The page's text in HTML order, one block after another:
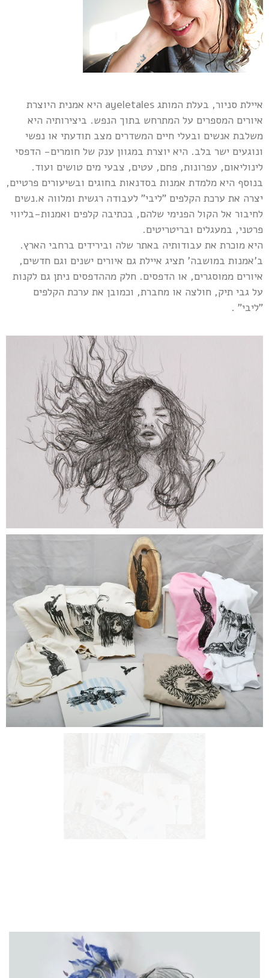
איילת סניור, בעלת המותג ayeletales היא אמנית היוצרת
איורים המספרים על המתרחש בתוך הנפש. ביצירותיה היא
משלבת אנשים ובעלי חיים המשדרים מצב תודעתי או נפשי
ונוגעים ישר בלב. היא יוצרת במגוון ענק של חומרים- הדפסי
לינוליאום, עפרונות, פחם, עטים, צבעי מים טושים ועוד.
בנוסף היא מלמדת אמנות בסדנאות בחוגים ובשיעורים פרטיים,
יצרה את ערכת הקלפים "ליבי" לעבודה רגשית ומלווה א.נשים
לחיבור אל הקול הפנימי שלהם, בכתיבה קלפים ואמנות-בליווי
פרטני, במעגלים ובריטריטים.
היא מוכרת את עבודותיה באתר שלה ובירידים ברחבי הארץ.
ב'אמנות במושבה' תציג איילת גם איורים ישנים וגם חדשים,
איורים ממוסגרים, או הדפסים. חלק מההדפסים ניתן גם לקנות
על גבי תיק, חולצה או מחברת, וכמובן את ערכת הקלפים
"ליבי" .